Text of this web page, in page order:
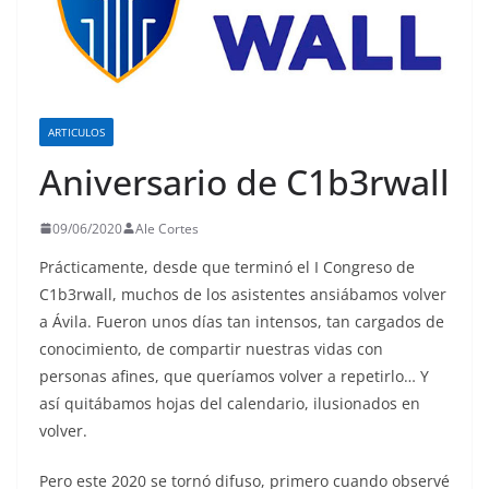
ARTICULOS
Aniversario de C1b3rwall
09/06/2020 Ale Cortes
Prácticamente, desde que terminó el I Congreso de
C1b3rwall, muchos de los asistentes ansiábamos volver
a Ávila. Fueron unos días tan intensos, tan cargados de
conocimiento, de compartir nuestras vidas con
personas afines, que queríamos volver a repetirlo… Y
así quitábamos hojas del calendario, ilusionados en
volver.
Pero este 2020 se tornó difuso, primero cuando observé